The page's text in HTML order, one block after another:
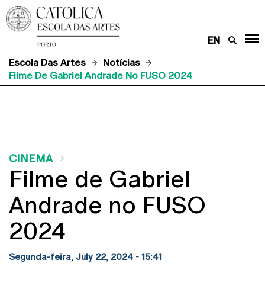
EN
Escola Das Artes
Notícias
Filme De Gabriel Andrade No FUSO 2024
CINEMA
Filme de Gabriel
Andrade no FUSO
2024
Segunda-feira, July 22, 2024 - 15:41